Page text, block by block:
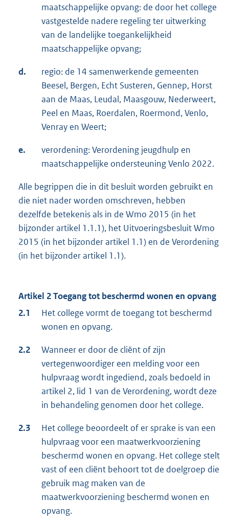
maatschappelijke opvang: de door het college
vastgestelde nadere regeling ter uitwerking
van de landelijke toegankelijkheid
maatschappelijke opvang;
d.
regio: de 14 samenwerkende gemeenten
Beesel, Bergen, Echt Susteren, Gennep, Horst
aan de Maas, Leudal, Maasgouw, Nederweert,
Peel en Maas, Roerdalen, Roermond, Venlo,
Venray en Weert;
e.
verordening: Verordening jeugdhulp en
maatschappelijke ondersteuning Venlo 2022.
Alle begrippen die in dit besluit worden gebruikt en
die niet nader worden omschreven, hebben
dezelfde betekenis als in de Wmo 2015 (in het
bijzonder artikel 1.1.1), het Uitvoeringsbesluit Wmo
2015 (in het bijzonder artikel 1.1) en de Verordening
(in het bijzonder artikel 1.1).
Artikel 2 Toegang tot beschermd wonen en opvang
2.1
Het college vormt de toegang tot beschermd
wonen en opvang.
2.2
Wanneer er door de cliënt of zijn
vertegenwoordiger een melding voor een
hulpvraag wordt ingediend, zoals bedoeld in
artikel 2, lid 1 van de Verordening, wordt deze
in behandeling genomen door het college.
2.3
Het college beoordeelt of er sprake is van een
hulpvraag voor een maatwerkvoorziening
beschermd wonen en opvang. Het college stelt
vast of een cliënt behoort tot de doelgroep die
gebruik mag maken van de
maatwerkvoorziening beschermd wonen en
opvang.